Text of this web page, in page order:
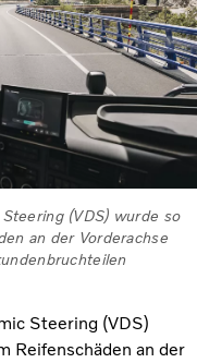
(VDS) wurde so
an der Vorderachse
Steering (VDS)
Reifenschäden an der